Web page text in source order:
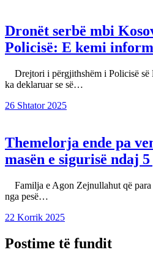
Dronët serbë mbi
Policisë: E kemi
Drejtori i përgjithshëm i Policisë së
ka deklaruar se së…
26 Shtator 2025
Themelorja ende pa
masën e sigurisë ndaj
Familja e Agon Zejnullahut që
nga pesë…
22 Korrik 2025
Postime të fundit